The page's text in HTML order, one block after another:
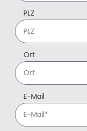
PLZ
Ort
E-Mail